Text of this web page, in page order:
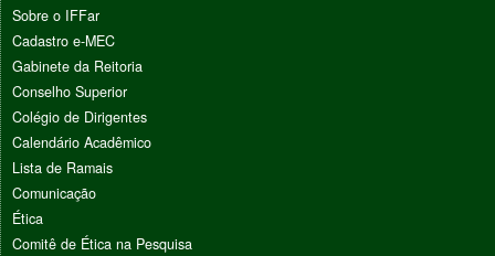
Sobre o IFFar
Cadastro e-MEC
Gabinete da Reitoria
Conselho Superior
Colégio de Dirigentes
Calendário Acadêmico
Lista de Ramais
Comunicação
Ética
Comitê de Ética na Pesquisa